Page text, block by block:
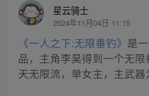
星云骑士
2024年11月04日 11:15
《一人之下:无限垂钓》 是
品，主角李昊得到一个无
天无限流，单女主，主武器